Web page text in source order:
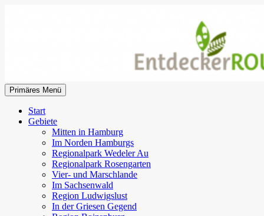
EntdeckerRouten
Suchen
Primäres Menü
Start
Gebiete
Mitten in Hamburg
Im Norden Hamburgs
Regionalpark Wedeler Au
Regionalpark Rosengarten
Vier- und Marschlande
Im Sachsenwald
Region Ludwigslust
In der Griesen Gegend